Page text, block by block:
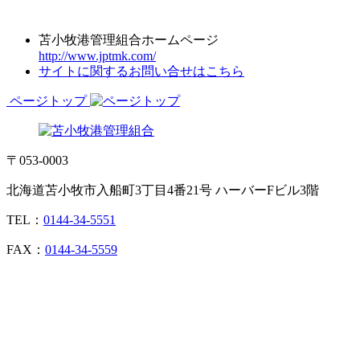
苫小牧港管理組合ホームページ
http://www.jptmk.com/
サイトに関するお問い合せはこちら
ページトップ
〒053-0003
北海道苫小牧市入船町3丁目4番21号 ハーバーFビル3階
TEL： 0144-34-5551
FAX： 0144-34-5559